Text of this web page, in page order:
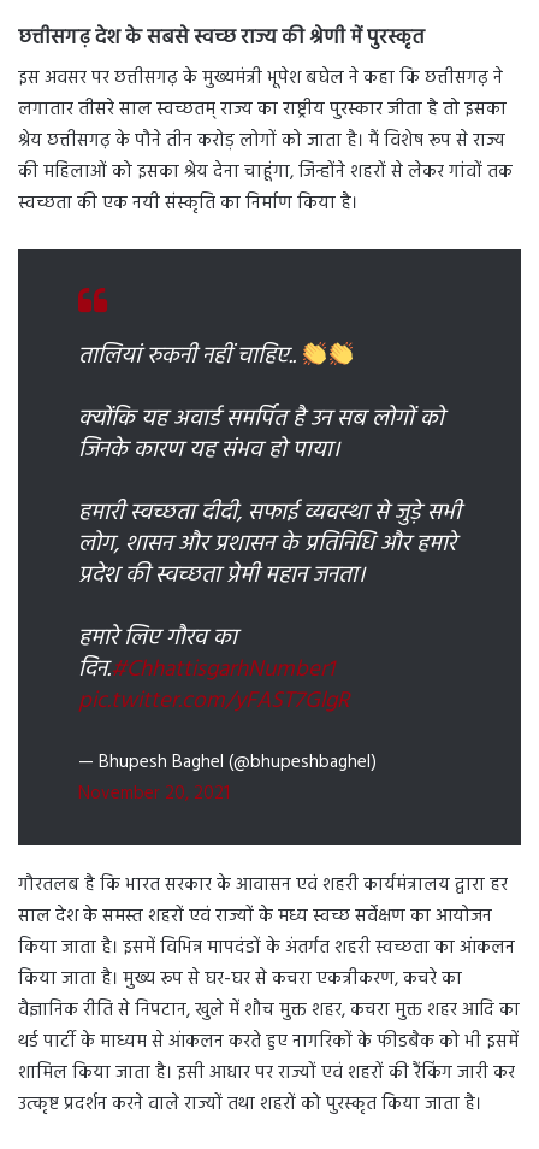
छत्तीसगढ़ देश के सबसे स्वच्छ राज्य की श्रेणी में पुरस्कृत
इस अवसर पर छत्तीसगढ़ के मुख्यमंत्री भूपेश बघेल ने कहा कि छत्तीसगढ़ ने
लगातार तीसरे साल स्वच्छतम् राज्य का राष्ट्रीय पुरस्कार जीता है तो इसका
श्रेय छत्तीसगढ़ के पौने तीन करोड़ लोगों को जाता है। मैं विशेष रूप से राज्य
की महिलाओं को इसका श्रेय देना चाहूंगा, जिन्होंने शहरों से लेकर गांवों तक
स्वच्छता की एक नयी संस्कृति का निर्माण किया है।
तालियां रुकनी नहीं चाहिए..
क्योंकि यह अवार्ड समर्पित है उन सब लोगों को
जिनके कारण यह संभव हो पाया।
हमारी स्वच्छता दीदी, सफाई व्यवस्था से जुड़े सभी
लोग, शासन और प्रशासन के प्रतिनिधि और हमारे
प्रदेश की स्वच्छता प्रेमी महान जनता।
हमारे लिए गौरव का
दिन.#ChhattisgarhNumber1
pic.twitter.com/yFAST7GlgR
— Bhupesh Baghel (@bhupeshbaghel)
November 20, 2021
गौरतलब है कि भारत सरकार के आवासन एवं शहरी कार्यमंत्रालय द्वारा हर
साल देश के समस्त शहरों एवं राज्यों के मध्य स्वच्छ सर्वेक्षण का आयोजन
किया जाता है। इसमें विभिन्न मापदंडों के अंतर्गत शहरी स्वच्छता का आंकलन
किया जाता है। मुख्य रूप से घर-घर से कचरा एकत्रीकरण, कचरे का
वैज्ञानिक रीति से निपटान, खुले में शौच मुक्त शहर, कचरा मुक्त शहर आदि का
थर्ड पार्टी के माध्यम से आंकलन करते हुए नागरिकों के फीडबैक को भी इसमें
शामिल किया जाता है। इसी आधार पर राज्यों एवं शहरों की रैंकिंग जारी कर
उत्कृष्ट प्रदर्शन करने वाले राज्यों तथा शहरों को पुरस्कृत किया जाता है।